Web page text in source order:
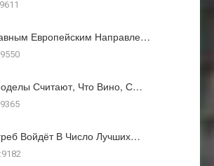
Европейским Направле…
Считают, Что Вино, С…
Войдёт В Число Лучших…